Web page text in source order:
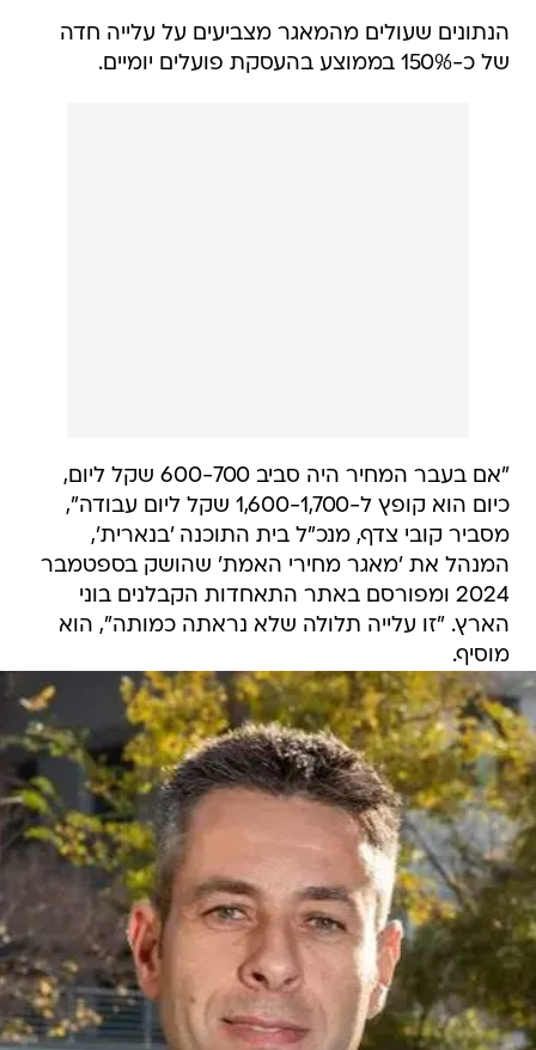
הנתונים שעולים מהמאגר מצביעים על עלייה חדה
של כ-150% בממוצע בהעסקת פועלים יומיים.
"אם בעבר המחיר היה סביב 600-700 שקל ליום,
כיום הוא קופץ ל-1,600-1,700 שקל ליום עבודה",
מסביר קובי צדף, מנכ"ל בית התוכנה 'בנארית',
המנהל את 'מאגר מחירי האמת' שהושק בספטמבר
2024 ומפורסם באתר התאחדות הקבלנים בוני
הארץ. "זו עלייה תלולה שלא נראתה כמותה", הוא
מוסיף.